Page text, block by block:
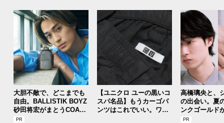
大胆不敵で、どこまでも
自由。BALLISTIK BOYZ
砂田将宏がまとうCOACH
の新作フレグランス「コ
【ユニクロ ユーの黒いコ
スパ名品】もうカーゴパ
ンツはこれでいい。ワー
高橋璃央と、
の出会い。夏
ンクゴールド
SUMMER